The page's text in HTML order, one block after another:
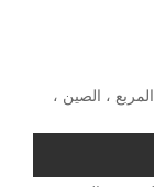
، الصين ،